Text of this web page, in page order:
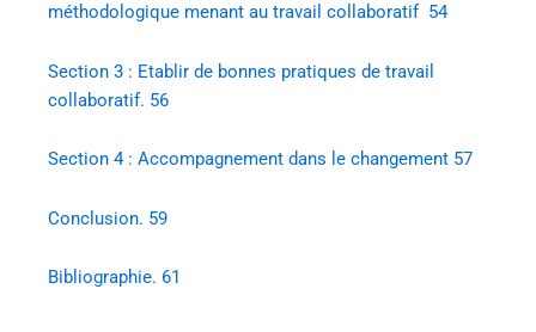
méthodologique menant au travail collaboratif 54
Section 3 : Etablir de bonnes pratiques de travail
collaboratif. 56
Section 4 : Accompagnement dans le changement 57
Conclusion. 59
Bibliographie. 61